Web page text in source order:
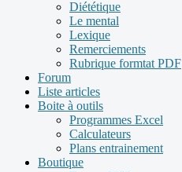
Diététique
Le mental
Lexique
Remerciements
Rubrique formtat PDF
Forum
Liste articles
Boite à outils
Programmes Excel
Calculateurs
Plans entrainement
Boutique